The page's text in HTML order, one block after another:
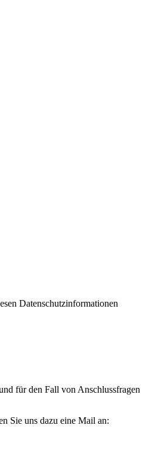
Datenschutzinformationen
für den Fall von Anschlussfragen
Sie uns dazu eine Mail an: